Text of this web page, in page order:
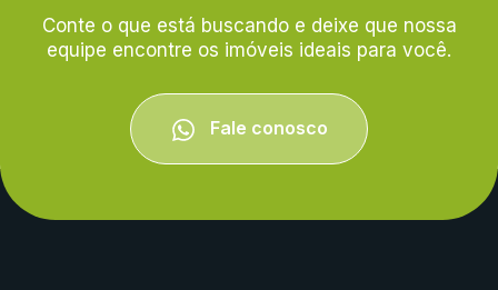
Conte o que está buscando e deixe que nossa
equipe encontre os imóveis ideais para você.
Fale conosco